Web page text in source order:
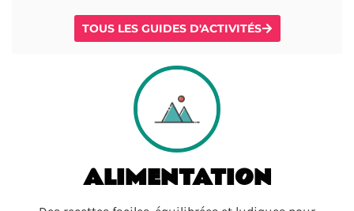
TOUS LES GUIDES D'ACTIVITÉS
ALIMENTATION